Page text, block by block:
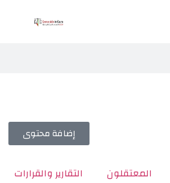
إضافة محتوى
المعتقلون التقارير والقرارات